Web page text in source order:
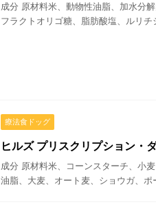
成分 原材料米、動物性油脂、加水分
フラクトオリゴ糖、脂肪酸塩、ルリ
療法食ドッグ
ヒルズ プリスクリプション・
成分 原材料米、コーンスターチ、小
油脂、大麦、オート麦、ショウガ、